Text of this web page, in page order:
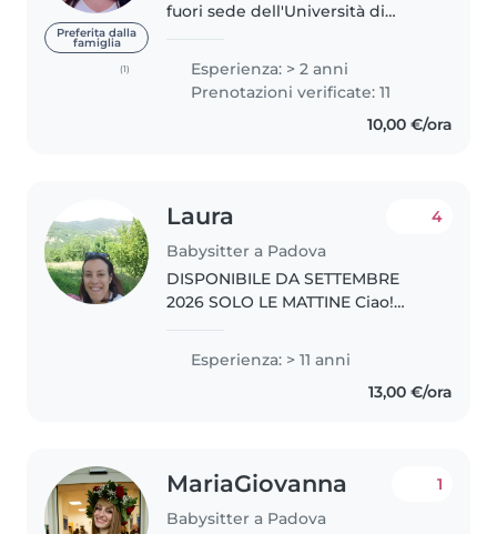
Preferita dalla
famiglia
(1)
fuori sede dell'Università di
per mettere da parte qualche
soldo per i miei studi. Ho un po'
Esperienza: > 2 anni
Prenotazioni verificate: 11
10,00 €/ora
Laura
Babysitter a Padova
4
DISPONIBILE DA SETTEMBRE
2026 SOLO LE MATTINE Ciao!
15 anni affianco le famiglie e mi
occupo dei loro bambini in
modo continuativo. Referenziata
Esperienza: > 11 anni
13,00 €/ora
MariaGiovanna
Babysitter a Padova
1